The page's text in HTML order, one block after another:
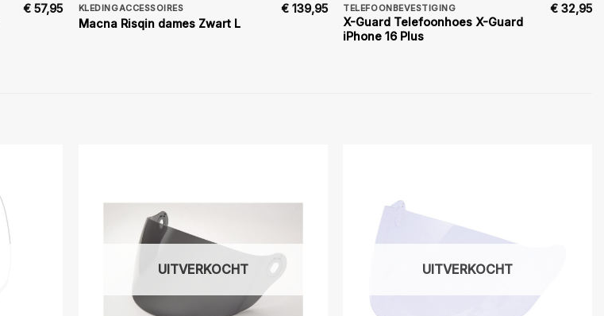
€ 57,95 KLEDINGACCESSOIRES
Macna Risqin dames Zwart L
€139,95 TELEFOONBEVESTIGING
X-Guard Telefoonhoes X-Guard
iPhone 16 Plus
€ 32,95
UITVERKOCHT UITVERKOCHT